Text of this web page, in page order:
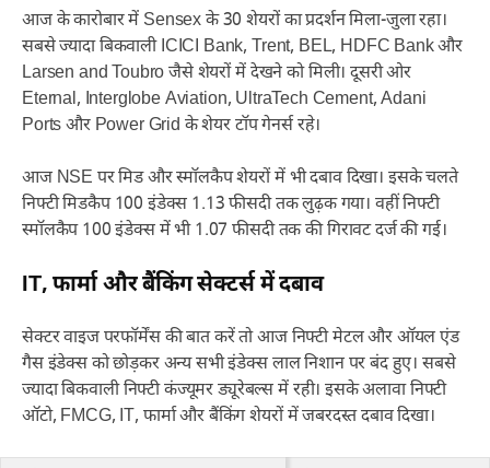
आज के कारोबार में Sensex के 30 शेयरों का प्रदर्शन मिला-जुला रहा।
सबसे ज्यादा बिकवाली ICICI Bank, Trent, BEL, HDFC Bank और
Larsen and Toubro जैसे शेयरों में देखने को मिली। दूसरी ओर
Eternal, Interglobe Aviation, UltraTech Cement, Adani
Ports और Power Grid के शेयर टॉप गेनर्स रहे।
आज NSE पर मिड और स्मॉलकैप शेयरों में भी दबाव दिखा। इसके चलते
निफ्टी मिडकैप 100 इंडेक्स 1.13 फीसदी तक लुढ़क गया। वहीं निफ्टी
स्मॉलकैप 100 इंडेक्स में भी 1.07 फीसदी तक की गिरावट दर्ज की गई।
IT, फार्मा और बैंकिंग सेक्टर्स में दबाव
सेक्टर वाइज परफॉर्मेंस की बात करें तो आज निफ्टी मेटल और ऑयल एंड
गैस इंडेक्स को छोड़कर अन्य सभी इंडेक्स लाल निशान पर बंद हुए। सबसे
ज्यादा बिकवाली निफ्टी कंज्यूमर ड्यूरेबल्स में रही। इसके अलावा निफ्टी
ऑटो, FMCG, IT, फार्मा और बैंकिंग शेयरों में जबरदस्त दबाव दिखा।